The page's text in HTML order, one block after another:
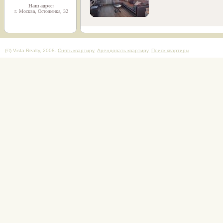
Наш адрес:
г. Москва, Остоженка, 32
(©) Vista Realty, 2008. Снять квартиру, Арендовать квартиру, Поиск квартиры